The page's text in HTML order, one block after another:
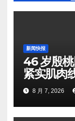
新闻快报
46 岁殷桃
紧实肌肉
就逆龄状
8 月 7, 2026